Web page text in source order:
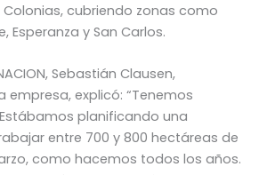
cubriendo zonas como
Esperanza y San Carlos.
Sebastián Clausen,
empresa, explicó: “Tenemos
planificando una
entre 700 y 800 hectáreas de
como hacemos todos los años.